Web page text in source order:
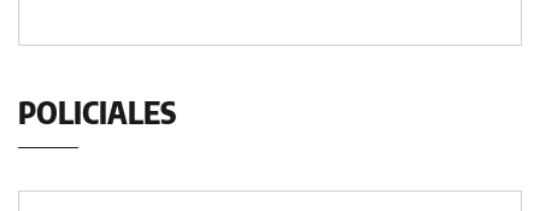
POLICIALES